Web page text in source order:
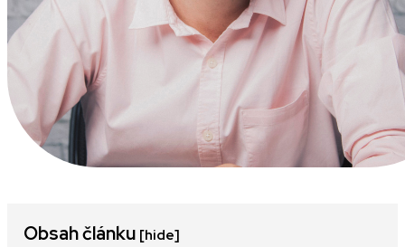
Obsah článku [hide]